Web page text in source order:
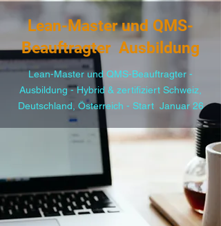
Lean-Master und QMS-
Beauftragter Ausbildung
Lean-Master und QMS-Beauftragter -
Ausbildung - Hybrid & zertifiziert Schweiz,
Deutschland, Österreich - Start Januar 26